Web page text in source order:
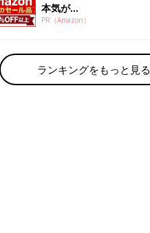
本気が...
PR（Amazon）
ランキングをもっと見る